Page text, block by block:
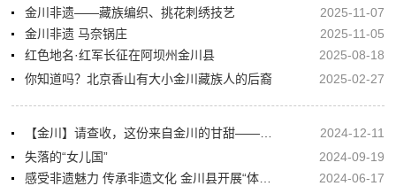
金川非遗——藏族编织、挑花刺绣技艺
2025-11-07
金川非遗 马奈锅庄
2025-11-05
红色地名·红军长征在阿坝州金川县
2025-08-18
你知道吗？北京香山有大小金川藏族人的后裔
2025-02-27
2024-12-11
失落的“女儿国”
2024-09-19
2024-06-17